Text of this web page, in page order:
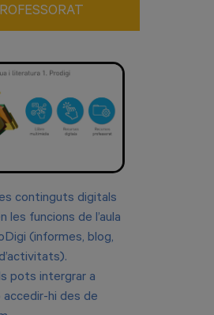
continguts digitals
les funcions de l’aula
(informes, blog,
pots intergrar a
accedir-hi des de